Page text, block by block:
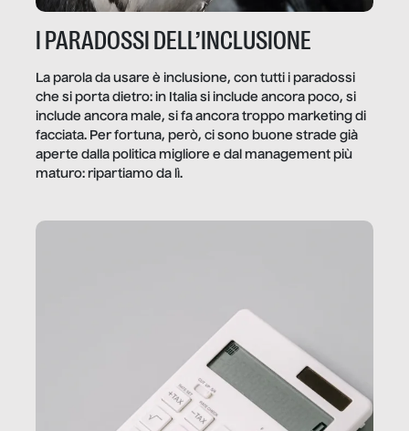
I PARADOSSI DELL’INCLUSIONE
La parola da usare è inclusione, con tutti i paradossi
che si porta dietro: in Italia si include ancora poco, si
include ancora male, si fa ancora troppo marketing di
facciata. Per fortuna, però, ci sono buone strade già
aperte dalla politica migliore e dal management più
maturo: ripartiamo da lì.